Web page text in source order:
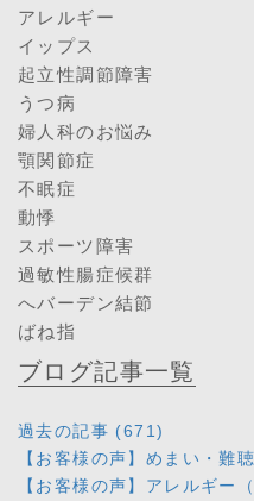
アレルギー
イップス
起立性調節障害
うつ病
婦人科のお悩み
顎関節症
不眠症
動悸
スポーツ障害
過敏性腸症候群
へバーデン結節
ばね指
ブログ記事一覧
過去の記事 (671)
【お客様の声】めまい・難
【お客様の声】アレルギー